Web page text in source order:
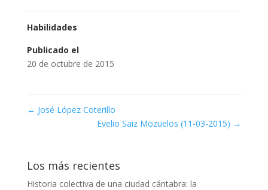
Habilidades
Publicado el
20 de octubre de 2015
← José López Coterillo
Evelio Saiz Mozuelos (11-03-2015) →
Los más recientes
Historia colectiva de una ciudad cántabra: la